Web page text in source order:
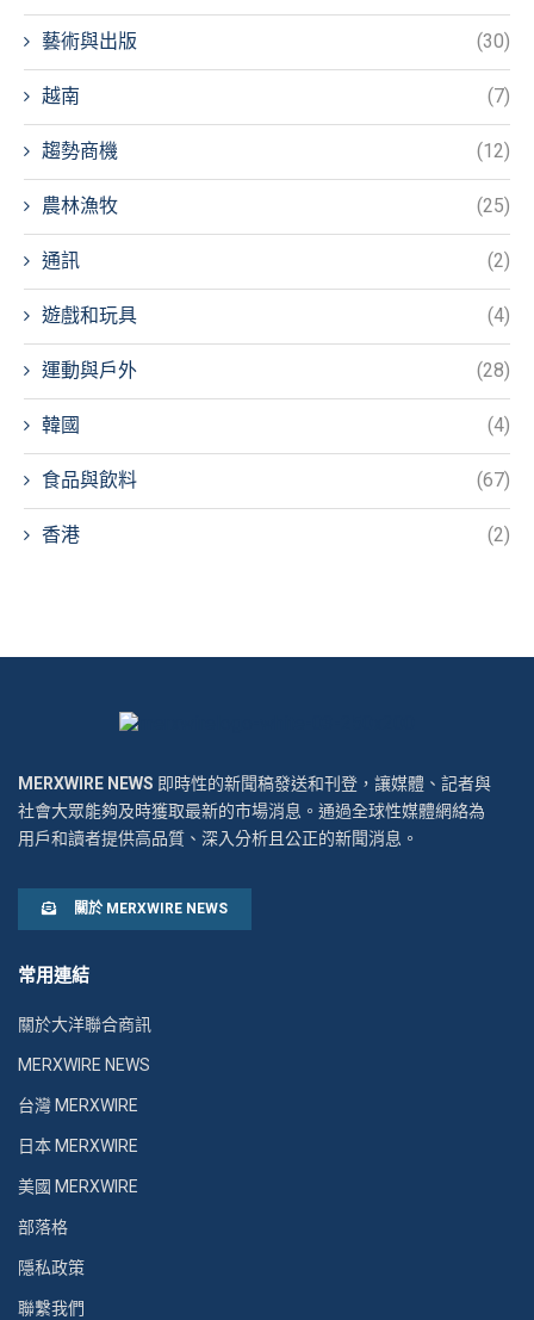
藝術與出版 (30)
越南 (7)
趨勢商機 (12)
農林漁牧 (25)
通訊 (2)
遊戲和玩具 (4)
運動與戶外 (28)
韓國 (4)
食品與飲料 (67)
香港 (2)
MERXWIRE NEWS 即時性的新聞稿發送和刊登，讓媒體、記者與
社會大眾能夠及時獲取最新的市場消息。通過全球性媒體網絡為
用戶和讀者提供高品質、深入分析且公正的新聞消息。
關於 MERXWIRE NEWS
常用連結
關於大洋聯合商訊
MERXWIRE NEWS
台灣 MERXWIRE
日本 MERXWIRE
美國 MERXWIRE
部落格
隱私政策
聯繫我們